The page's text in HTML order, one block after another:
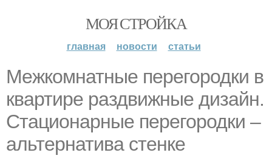
МОЯ СТРОЙКА
главная новости статьи
Межкомнатные перегородки в
квартире раздвижные дизайн.
Стационарные перегородки –
альтернатива стенке